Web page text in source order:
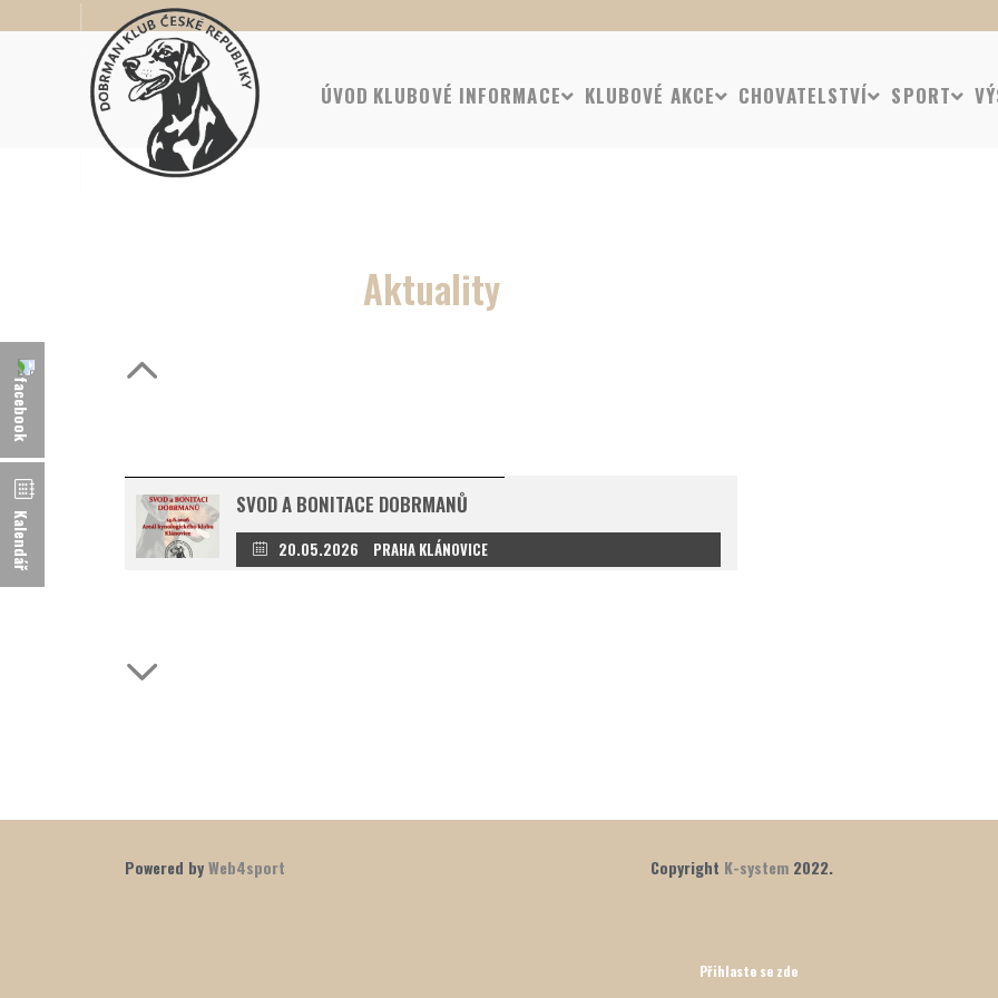
ÚVOD KLUBOVÉ INFORMACE KLUBOVÉ AKCE CHOVATELSTVÍ SPORT
Aktuality
SVOD A BONITACE DOBRMANŮ
20.05.2026 PRAHA KLÁNOVICE
Powered byWeb4sport Copyright K-system 2022.
Přihlaste se zde
Kalendář